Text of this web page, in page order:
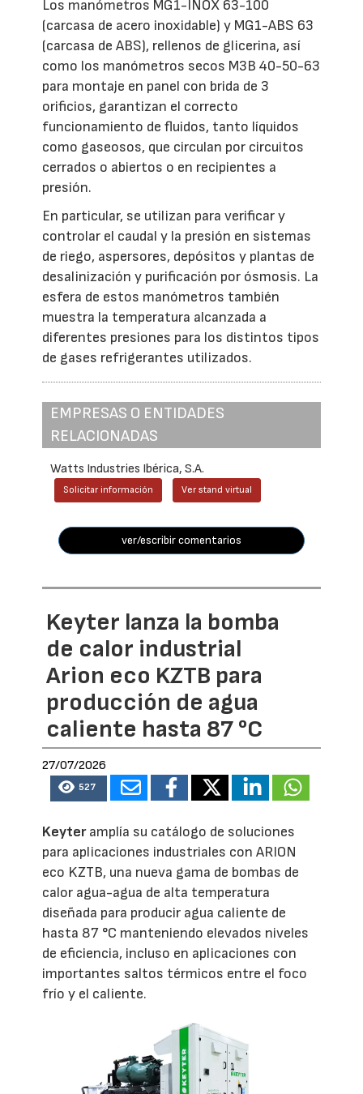
Los manómetros MG1-INOX 63-100
(carcasa de acero inoxidable) y MG1-ABS 63
(carcasa de ABS), rellenos de glicerina, así
como los manómetros secos M3B 40-50-63
para montaje en panel con brida de 3
orificios, garantizan el correcto
funcionamiento de fluidos, tanto líquidos
como gaseosos, que circulan por circuitos
cerrados o abiertos o en recipientes a
presión.
En particular, se utilizan para verificar y
controlar el caudal y la presión en sistemas
de riego, aspersores, depósitos y plantas de
desalinización y purificación por ósmosis. La
esfera de estos manómetros también
muestra la temperatura alcanzada a
diferentes presiones para los distintos tipos
de gases refrigerantes utilizados.
EMPRESAS O ENTIDADES
RELACIONADAS
Watts Industries Ibérica, S.A.
Solicitar información Ver stand virtual
ver/escribir comentarios
Keyter lanza la bomba
de calor industrial
Arion eco KZTB para
producción de agua
caliente hasta 87 °C
27/07/2026
527
Keyteramplía su catálogo de soluciones
para aplicaciones industriales con ARION
eco KZTB, una nueva gama de bombas de
calor agua-agua de alta temperatura
diseñada para producir agua caliente de
hasta 87 °C manteniendo elevados niveles
de eficiencia, incluso en aplicaciones con
importantes saltos térmicos entre el foco
frío y el caliente.